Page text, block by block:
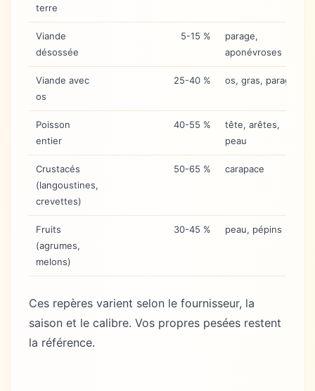
terre
Viande
désossée
5-15 %
parage,
aponévroses
Viande avec
os
25-40 % os, gras, parage
Poisson
entier
40-55 %
tête, arêtes,
peau
Crustacés
(langoustines,
crevettes)
50-65 % carapace
Fruits
(agrumes,
melons)
30-45 % peau, pépins
Ces repères varient selon le fournisseur, la
saison et le calibre. Vos propres pesées restent
la référence.